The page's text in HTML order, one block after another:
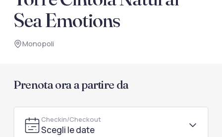
documenti di viaggio.
Accedi / Registrati
Sea Emotions
Monopoli
Prenota ora a partire da
Checkin/Checkout
Scegli le date